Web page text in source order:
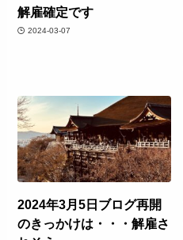
解雇確定です
2024-03-07
2024年3月5日ブログ再開
のきっかけは・・・解雇さ